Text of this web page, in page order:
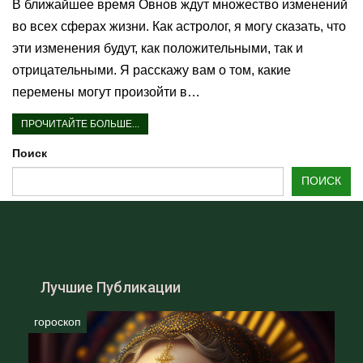
В ближайшее время Овнов ждут множество изменений
во всех сферах жизни. Как астролог, я могу сказать, что
эти изменения будут, как положительными, так и
отрицательными. Я расскажу вам о том, какие
перемены могут произойти в…
ПРОЧИТАЙТЕ БОЛЬШЕ...
Поиск
ПОИСК
Лучшие Публикации
гороскоп